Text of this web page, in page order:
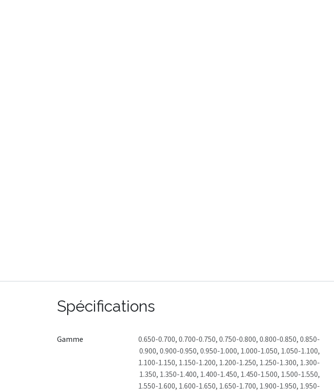
Spécifications
Gamme 0.650-0.700, 0.700-0.750, 0.750-0.800, 0.800-0.850, 0.850-
0.900, 0.900-0.950, 0.950-1.000, 1.000-1.050, 1.050-1.100,
1.100-1.150, 1.150-1.200, 1.200-1.250, 1.250-1.300, 1.300-
1.350, 1.350-1.400, 1.400-1.450, 1.450-1.500, 1.500-1.550,
1.550-1.600, 1.600-1.650, 1.650-1.700, 1.900-1.950, 1.950-